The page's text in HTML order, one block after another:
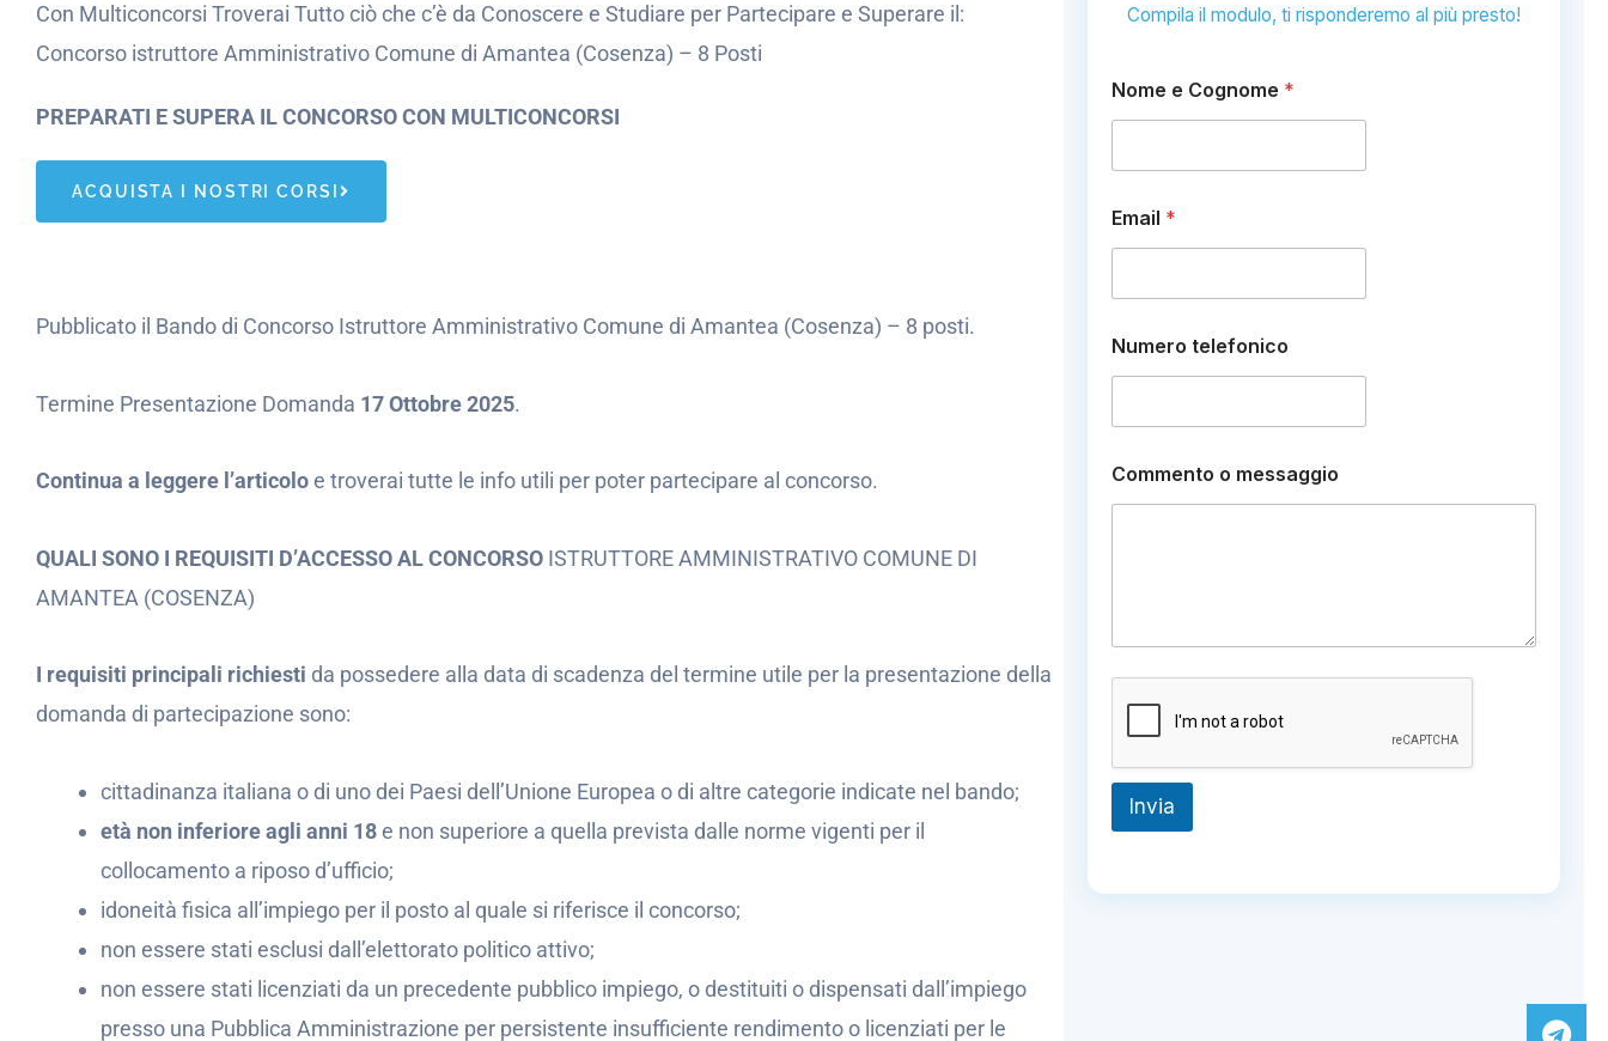
Con Multiconcorsi Troverai Tutto ciò che c’è da Conoscere e Studiare per Partecipare e Superare il:
Concorso istruttore Amministrativo Comune di Amantea (Cosenza) – 8 Posti
PREPARATI E SUPERA IL CONCORSO CON MULTICONCORSI
ACQUISTA I NOSTRI CORSI
Pubblicato il Bando di Concorso Istruttore Amministrativo Comune di Amantea (Cosenza) – 8 posti.
Termine Presentazione Domanda 17 Ottobre 2025.
Continua a leggere l’articoloe troverai tutte le info utili per poter partecipare al concorso.
QUALI SONO I REQUISITI D’ACCESSO AL CONCORSO ISTRUTTORE AMMINISTRATIVO COMUNE DI
AMANTEA (COSENZA)
I requisiti principali richiesti da possedere alla data di scadenza del termine utile per la presentazione della
domanda di partecipazione sono:
cittadinanza italiana o di uno dei Paesi dell’Unione Europea o di altre categorie indicate nel bando;
età non inferiore agli anni 18e non superiore a quella prevista dalle norme vigenti per il
collocamento a riposo d’ufficio;
idoneità fisica all’impiego per il posto al quale si riferisce il concorso;
non essere stati esclusi dall’elettorato politico attivo;
non essere stati licenziati da un precedente pubblico impiego, o destituiti o dispensati dall’impiego
presso una Pubblica Amministrazione per persistente insufficiente rendimento o licenziati per le
Compila il modulo, ti risponderemo al più presto!
o
g
e
*
*
Nome e Cognome *
Email *
Numero telefonico
Commento o messaggio
Invia